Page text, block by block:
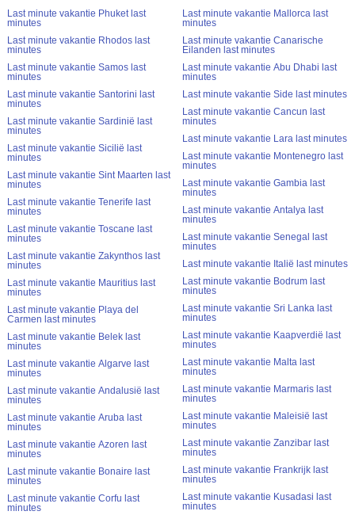
Last minute vakantie Phuket last
minutes
Last minute vakantie Rhodos last
minutes
Last minute vakantie Samos last
minutes
Last minute vakantie Santorini last
minutes
Last minute vakantie Sardinië last
minutes
Last minute vakantie Sicilië last
minutes
Last minute vakantie Sint Maarten last
minutes
Last minute vakantie Tenerife last
minutes
Last minute vakantie Toscane last
minutes
Last minute vakantie Zakynthos last
minutes
Last minute vakantie Mauritius last
minutes
Last minute vakantie Playa del
Carmen last minutes
Last minute vakantie Belek last
minutes
Last minute vakantie Algarve last
minutes
Last minute vakantie Andalusië last
minutes
Last minute vakantie Aruba last
minutes
Last minute vakantie Azoren last
minutes
Last minute vakantie Bonaire last
minutes
Last minute vakantie Corfu last
minutes
Last minute vakantie Mallorca last
minutes
Last minute vakantie Canarische
Eilanden last minutes
Last minute vakantie Abu Dhabi last
minutes
Last minute vakantie Side last minutes
Last minute vakantie Cancun last
minutes
Last minute vakantie Lara last minutes
Last minute vakantie Montenegro last
minutes
Last minute vakantie Gambia last
minutes
Last minute vakantie Antalya last
minutes
Last minute vakantie Senegal last
minutes
Last minute vakantie Italië last minutes
Last minute vakantie Bodrum last
minutes
Last minute vakantie Sri Lanka last
minutes
Last minute vakantie Kaapverdië last
minutes
Last minute vakantie Malta last
minutes
Last minute vakantie Marmaris last
minutes
Last minute vakantie Maleisië last
minutes
Last minute vakantie Zanzibar last
minutes
Last minute vakantie Frankrijk last
minutes
Last minute vakantie Kusadasi last
minutes